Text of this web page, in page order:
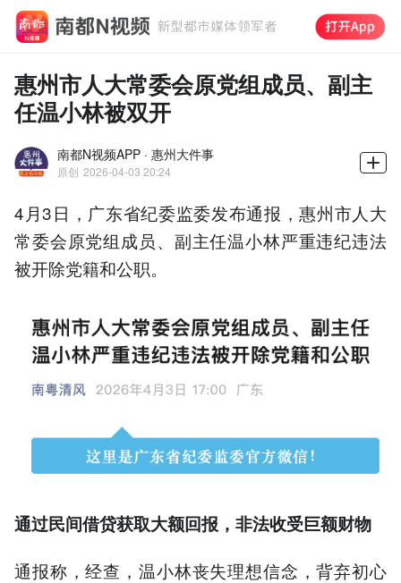
惠州市人大常委会原党组成员、副主
任温小林被双开
南都N视频APP · 惠州大件事
原创 2026-04-03 20:24
4月3日，广东省纪委监委发布通报，惠州市人大
常委会原党组成员、副主任温小林严重违纪违法
被开除党籍和公职。
通过民间借贷获取大额回报，非法收受巨额财物
通报称，经查，温小林丧失理想信念，背弃初心